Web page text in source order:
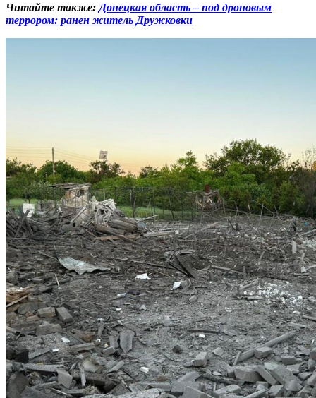
Читайте также: Донецкая область – под дроновым
террором: ранен житель Дружковки